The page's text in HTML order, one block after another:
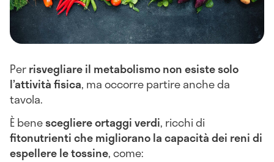
Perrisvegliare il metabolismo non esiste solo
l’attività fisica, ma occorre partire anche da
tavola.
È benescegliere ortaggi verdi, ricchi di
fitonutrienti che migliorano la capacità dei reni di
espellere le tossine, come: